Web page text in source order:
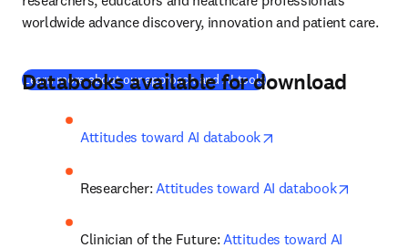
worldwide advance discovery, innovation and patient care.
Learn more about our approach and AI tools
Databooks available for download
Attitudes toward AI databook
Researcher: Attitudes toward AI databook
Clinician of the Future: Attitudes toward AI